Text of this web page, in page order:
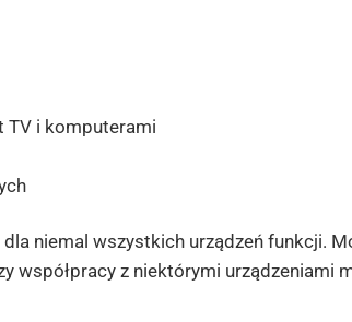
TV i komputerami
niemal wszystkich urządzeń funkcji.
z niektórymi urządzeniami